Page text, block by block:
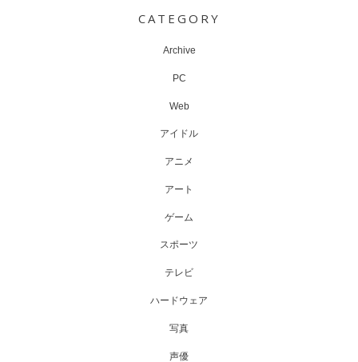
CATEGORY
Archive
PC
Web
アイドル
アニメ
アート
ゲーム
スポーツ
テレビ
ハードウェア
写真
声優